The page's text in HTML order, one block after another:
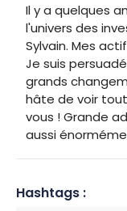
Il y a quelques
l'univers des
Sylvain. Mes
Je suis
grands
hâte de voir
vous ! Grande
aussi
Hashtags :